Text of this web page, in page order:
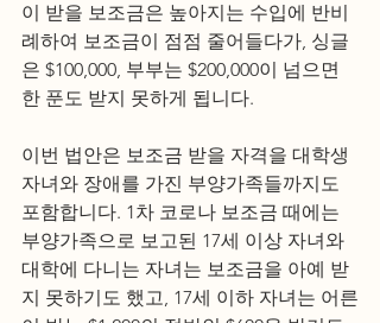
이 받을 보조금은 높아지는 수입에 반비
례하여 보조금이 점점 줄어들다가, 싱글
은 $100,000, 부부는 $200,000이 넘으면
한 푼도 받지 못하게 됩니다.
이번 법안은 보조금 받을 자격을 대학생
자녀와 장애를 가진 부양가족들까지도
포함합니다. 1차 코로나 보조금 때에는
부양가족으로 보고된 17세 이상 자녀와
대학에 다니는 자녀는 보조금을 아예 받
지 못하기도 했고, 17세 이하 자녀는 어른